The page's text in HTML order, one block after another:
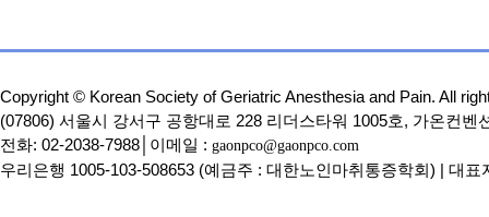
Copyright © Korean Society of Geriatric Anesthesia and Pain. All
(07806) 서울시 강서구 공항대로 228 리더스타워 1005호, 가온컨벤
전화: 02-2038-7988│이메일 : gaonpco@gaonpco.com
우리은행 1005-103-508653 (예금주 : 대한노인마취통증학회) | 대